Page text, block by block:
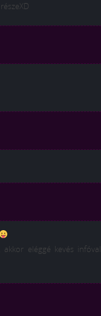
eléggé kevés infóval